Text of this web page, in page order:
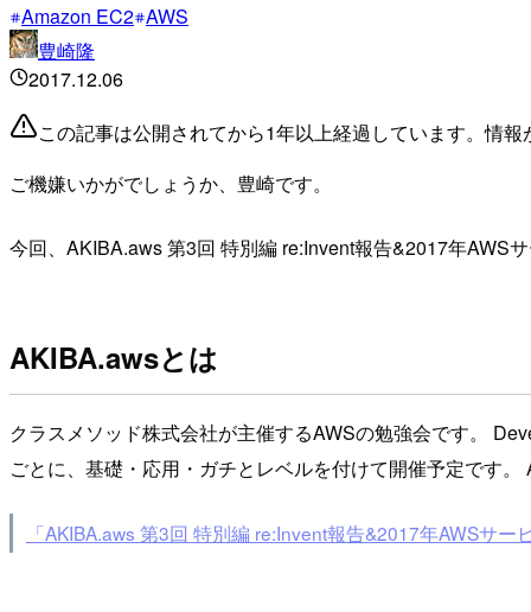
Amazon EC2 AWS
豊崎隆
2017.12.06
この記事は公開されてから1年以上経過しています。情
ご機嫌いかがでしょうか、豊崎です。
今回、AKIBA.aws 第3回 特別編 re:Invent報告&2017年AWS
AKIBA.awsとは
クラスメソッド株式会社が主催するAWSの勉強会です。
ごとに、基礎・応用・ガチとレベルを付けて開催予定です
「AKIBA.aws 第3回 特別編 re:Invent報告&2017年AWSサ